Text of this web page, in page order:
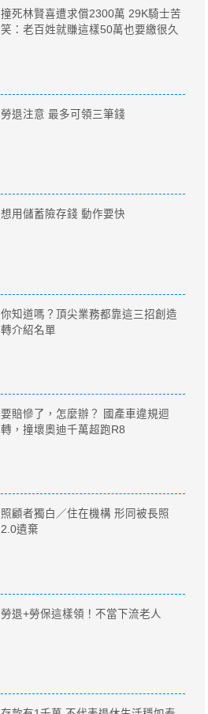
撞死林賢喜遭求償2300萬 29K騎士苦
笑：老百姓就賺這樣50萬也要繳很久
勞退注意 最多可領三筆錢
想用儲蓄險存錢 動作要快
你知道嗎？頂尖業務都靠這三招創造
轉介紹名單
要賠慘了，怎麼辦？ 國產車違規迴
轉，撞壞奧迪千萬超跑R8
照顧者獨白／住在機構 形同被長照
2.0遺棄
勞退+勞保這樣領！不當下流老人